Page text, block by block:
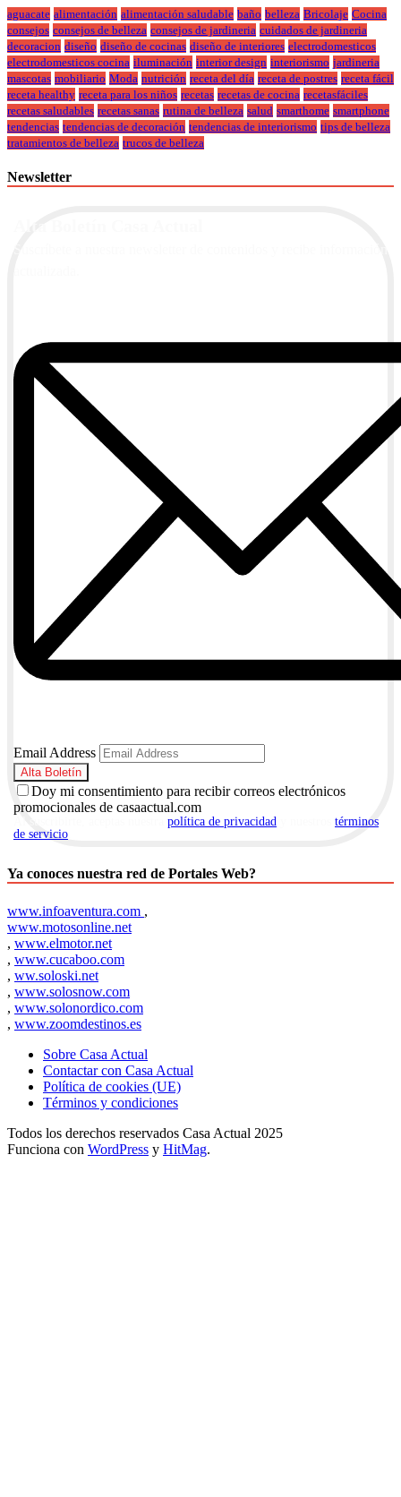
aguacate alimentación alimentación saludable baño belleza Bricolaje Cocina
consejos consejos de belleza consejos de jardineria cuidados de jardineria
decoracion diseño diseño de cocinas diseño de interiores electrodomesticos
electrodomesticos cocina iluminación interior design interiorismo jardineria
mascotas mobiliario Moda nutrición receta del día receta de postres receta fácil
receta healthy receta para los niños recetas recetas de cocina recetasfáciles
recetas saludables recetas sanas rutina de belleza salud smarthome smartphone
tendencias tendencias de decoración tendencias de interiorismo tips de belleza
tratamientos de belleza trucos de belleza
Newsletter
Email Address
Doy mi consentimiento para recibir correos electrónicos
promocionales de casaactual.com
política de privacidad
términos
de servicio
Ya conoces nuestra red de Portales Web?
www.infoaventura.com ,
www.motosonline.net
, www.elmotor.net
, www.cucaboo.com
, ww.soloski.net
, www.solosnow.com
, www.solonordico.com
, www.zoomdestinos.es
Sobre Casa Actual
Contactar con Casa Actual
Política de cookies (UE)
Términos y condiciones
Todos los derechos reservados Casa Actual 2025
Funciona con WordPress y HitMag.